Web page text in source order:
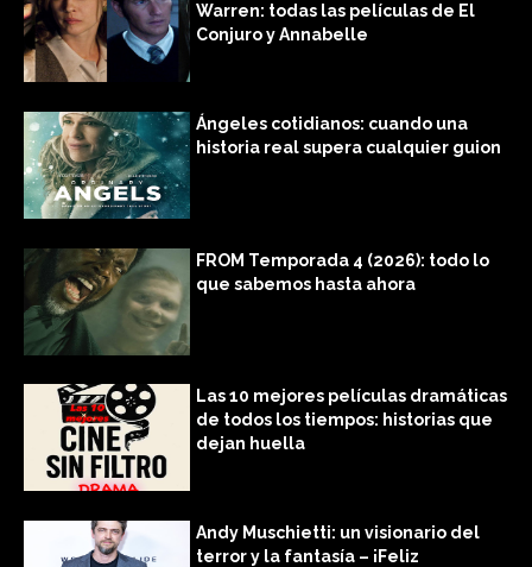
Warren: todas las películas de El
Conjuro y Annabelle
Ángeles cotidianos: cuando una
historia real supera cualquier guion
FROM Temporada 4 (2026): todo lo
que sabemos hasta ahora
Las 10 mejores películas dramáticas
de todos los tiempos: historias que
dejan huella
Andy Muschietti: un visionario del
terror y la fantasía – ¡Feliz